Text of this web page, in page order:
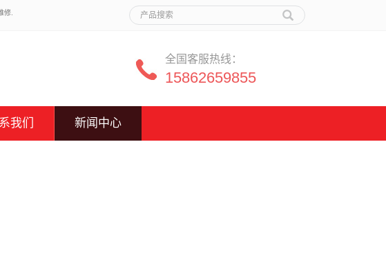
修.
全国客服热线：
15862659855
我们 新闻中心